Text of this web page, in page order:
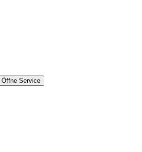
Öffne Service